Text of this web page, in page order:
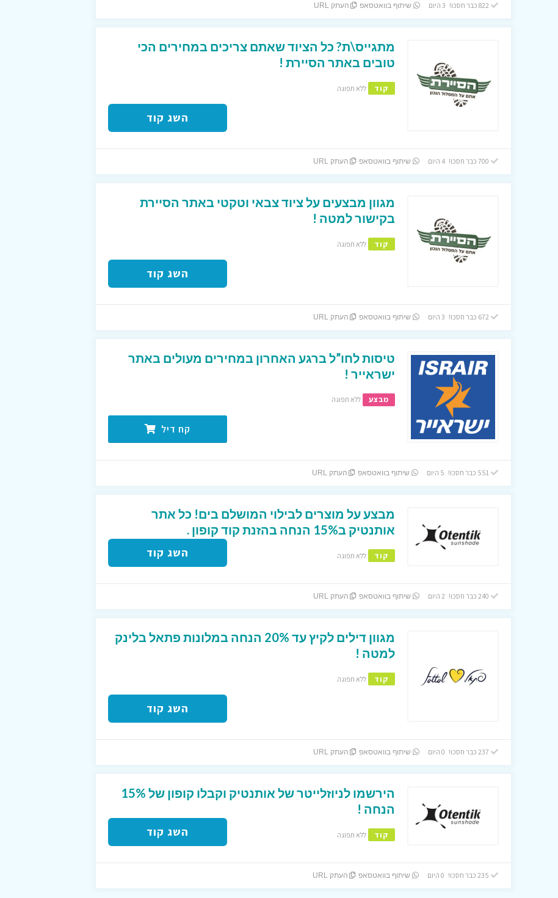
822 כבר חסכו! 3 היום שיתוף בוואטסאפ העתק URL
מתגייס\ת? כל הציוד שאתם צריכים במחירים הכי
טובים באתר הסיירת !
קוד ללא תפוגה
השג קוד
שיתוף בוואטסאפ העתק URL
מגוון מבצעים על ציוד צבאי וטקטי באתר הסיירת
בקישור למטה !
קוד ללא תפוגה
השג קוד
672 כבר חסכו! 3 היום שיתוף בוואטסאפ העתק URL
טיסות לחו”ל ברגע האחרון במחירים מעולים באתר
ישראייר !
מבצע ללא תפוגה
קח דיל
551 כבר חסכו! 5 היום שיתוף בוואטסאפ העתק URL
מבצע על מוצרים לבילוי המושלם בים! כל אתר
אותנטיק ב15% הנחה בהזנת קוד קופון .
קוד ללא תפוגה השג קוד
שיתוף בוואטסאפ העתק URL
מגוון דילים לקיץ עד 20% הנחה במלונות פתאל בלינק
למטה !
קוד ללא תפוגה
השג קוד
שיתוף בוואטסאפ העתק URL
הירשמו לניוזלייטר של אותנטיק וקבלו קופון של 15%
הנחה !
קוד ללא תפוגה השג קוד
שיתוף בוואטסאפ העתק URL